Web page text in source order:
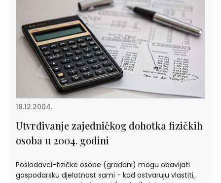
18.12.2004.
Utvrđivanje zajedničkog dohotka fizičkih
osoba u 2004. godini
Poslodavci-fizičke osobe (građani) mogu obavljati
gospodarsku djelatnost sami - kad ostvaruju vlastiti,